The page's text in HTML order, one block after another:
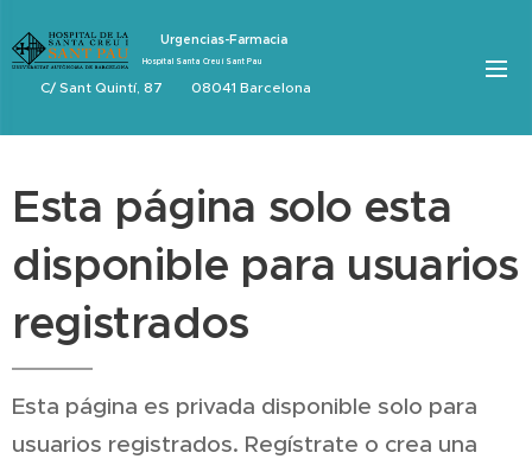
Urgencias-Farmacia
Hospital Santa Creu i Sant Pau
C/ Sant Quintí, 87 08041 Barcelona
Esta página solo esta
disponible para usuarios
registrados
Esta página es privada disponible solo para
usuarios registrados. Regístrate o crea una